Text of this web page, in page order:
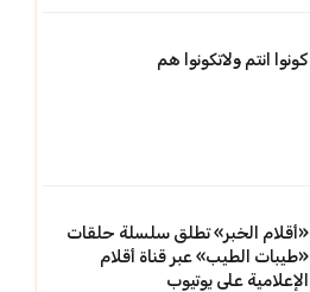
كونوا انتم ولاتكونوا هم
«أقلام الخبر» تطلق سلسلة حلقات
«طيبات الطيب» عبر قناة أقلام
الإعلامية على يوتيوب